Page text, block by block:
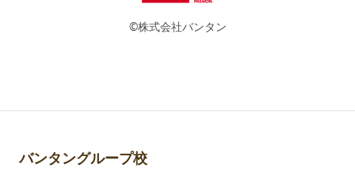
©株式会社バンタン
バンタングループ校